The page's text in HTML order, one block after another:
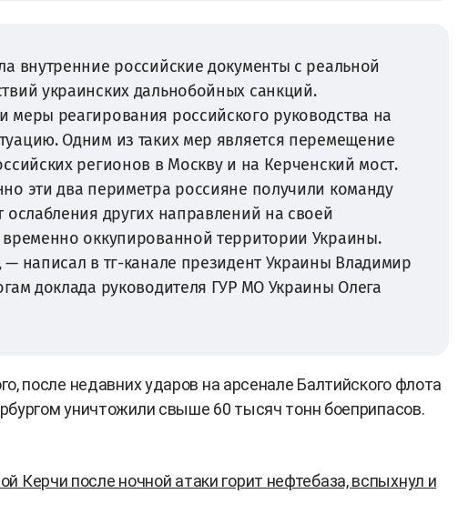
внутренние российские документы с реальной
украинских дальнобойных санкций.
меры реагирования российского руководства на
Одним из таких мер является перемещение
регионов в Москву и на Керченский мост.
эти два периметра россияне получили команду
ослабления других направлений на своей
оккупированной территории Украины.
написал в тг-канале президент Украины Владимир
доклада руководителя ГУР МО Украины Олега
после недавних ударов на арсенале Балтийского флота
уничтожили свыше 60 тысяч тонн боеприпасов.
Керчи после ночной атаки горит нефтебаза, вспыхнул и